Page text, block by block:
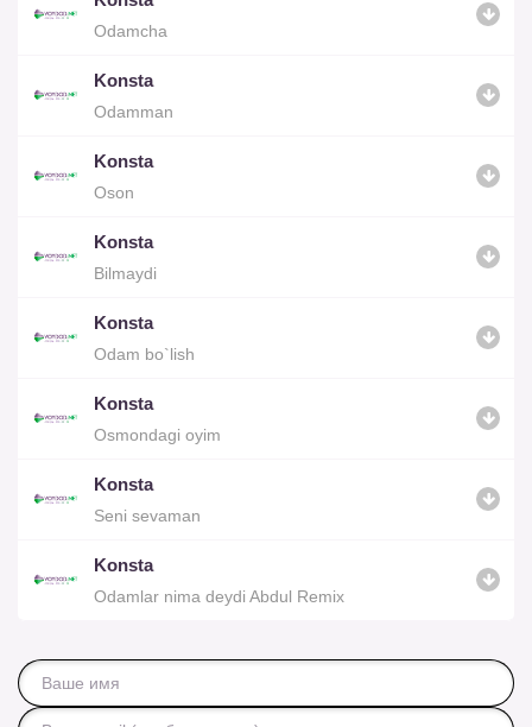
Odamcha
Konsta
Odamman
Konsta
Oson
Konsta
Bilmaydi
Konsta
Odam bo`lish
Konsta
Osmondagi oyim
Konsta
Seni sevaman
Konsta
Odamlar nima deydi Abdul Remix